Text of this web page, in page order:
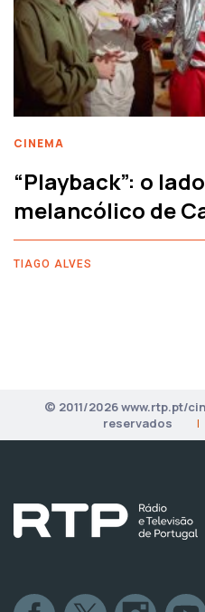
CINEMA
“Playback”: o
melancólico de
TIAGO ALVES
© 2011/2026 www.rtp.pt/
reservados
|